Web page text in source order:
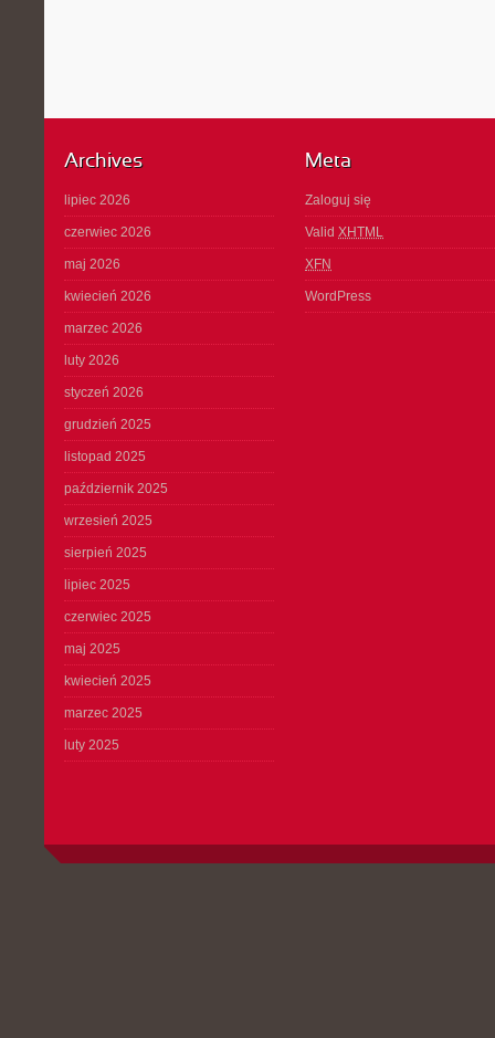
Archives
lipiec 2026
czerwiec 2026
maj 2026
kwiecień 2026
marzec 2026
luty 2026
styczeń 2026
grudzień 2025
listopad 2025
październik 2025
wrzesień 2025
sierpień 2025
lipiec 2025
czerwiec 2025
maj 2025
kwiecień 2025
marzec 2025
luty 2025
Meta
Zaloguj się
Valid XHTML
XFN
WordPress